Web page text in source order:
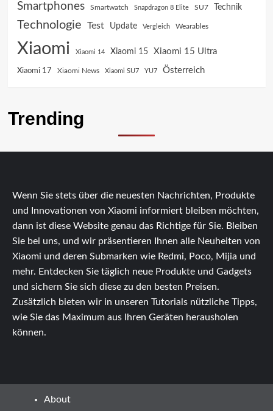
Smartphones Smartwatch Snapdragon 8 Elite SU7 Technik
Technologie Test Update Vergleich Wearables
Xiaomi Xiaomi 14 Xiaomi 15 Xiaomi 15 Ultra
Xiaomi 17 Xiaomi News Xiaomi SU7 YU7 Österreich
Trending
Wenn Sie stets über die neuesten Nachrichten, Produkte
und Innovationen von Xiaomi informiert bleiben möchten,
dann ist diese Website genau das Richtige für Sie. Bleiben
Sie bei uns, und wir präsentieren Ihnen alle Neuheiten von
Xiaomi und deren Submarken wie Redmi, Poco, Mijia und
mehr. Entdecken Sie täglich neue Produkte und Gadgets
und sichern Sie sich diese zu den besten Preisen.
Zusätzlich bieten wir in unseren Tutorials nützliche Tipps,
wie Sie das Maximum aus Ihren Geräten herausholen
können.
About